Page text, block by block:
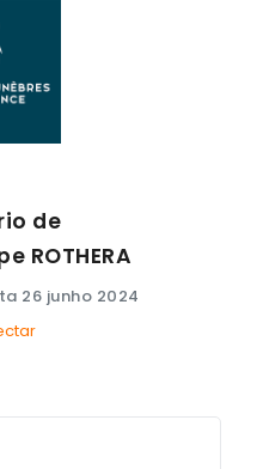
OBSÈQUES
de
ROTHERA
26 junho 2024